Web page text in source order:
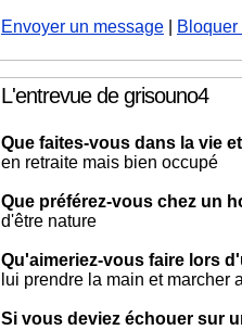
Envoyer un message
Bloquer
L'entrevue de grisouno4
Que faites-vous dans la vie
en retraite mais bien occupé
Que préférez-vous chez un
d'être nature
Qu'aimeriez-vous faire lors
lui prendre la main et marcher
Si vous deviez échouer sur